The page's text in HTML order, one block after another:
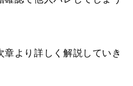
より詳しく解説していき